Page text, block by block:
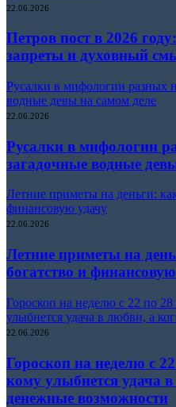
22.06.2026
Петров пост в 2026
запреты и духовный
Русалки в мифологии разных
водные девы на самом деле
22.06.2026
Русалки в мифологии
загадочные водные
Летние приметы на деньги:
финансовую удачу
22.06.2026
Летние приметы на
богатство и
Гороскоп на неделю с 22 по
улыбнется удача в любви, а
22.06.2026
Гороскоп на неделю с
кому улыбнется удача
денежные возможности